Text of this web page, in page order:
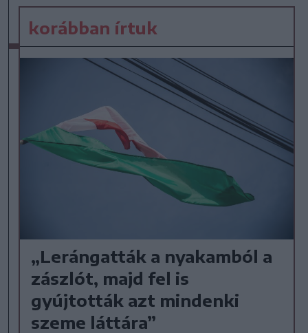
korábban írtuk
„Lerángatták a nyakamból a
zászlót, majd fel is
gyújtották azt mindenki
szeme láttára”